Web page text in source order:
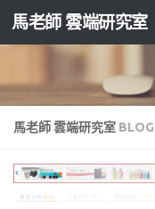
Skip to content
馬老師 雲端研究室
馬老師 雲端研究室 BLOG